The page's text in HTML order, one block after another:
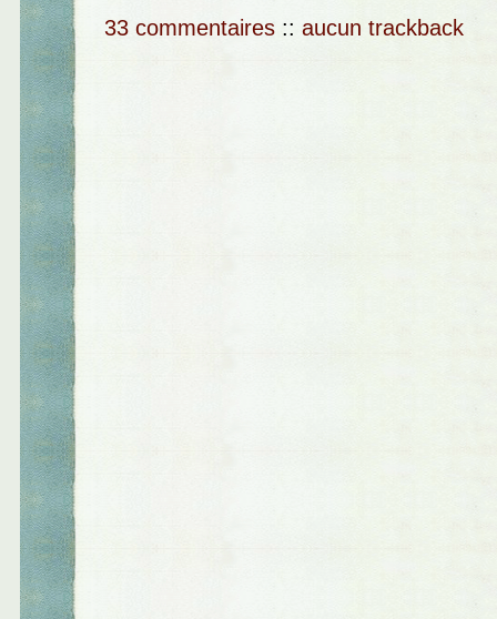
33 commentaires :: aucun trackback